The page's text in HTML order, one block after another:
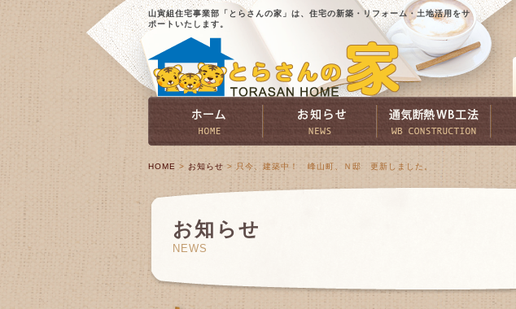
山寅組住宅事業部「とらさんの家」は、住宅の新築・リフォーム・土地活用をサ
ポートいたします。
HOME > お知らせ > 只今、建築中！ 峰山町、Ｎ邸 更新しました。
お知らせ
NEWS